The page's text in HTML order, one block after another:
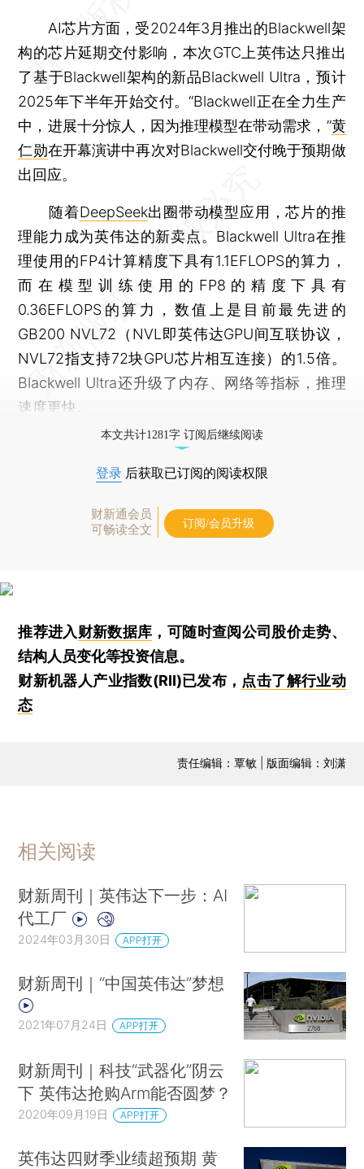
AI芯片方面，受2024年3月推出的Blackwell架
构的芯片延期交付影响，本次GTC上英伟达只推出
了基于Blackwell架构的新品Blackwell Ultra，预计
2025年下半年开始交付。“Blackwell正在全力生产
中，进展十分惊人，因为推理模型在带动需求，”黄
仁勋在开幕演讲中再次对Blackwell交付晚于预期做
出回应。
随着DeepSeek出圈带动模型应用，芯片的推
理能力成为英伟达的新卖点。Blackwell Ultra在推
理使用的FP4计算精度下具有1.1EFLOPS的算力，
而在模型训练使用的FP8的精度下具有
0.36EFLOPS的算力，数值上是目前最先进的
GB200 NVL72（NVL即英伟达GPU间互联协议，
NVL72指支持72块GPU芯片相互连接）的1.5倍。
Blackwell Ultra还升级了内存、网络等指标，推理
速度更快。
本文共计1281字 订阅后继续阅读
登录 后获取已订阅的阅读权限
财新通会员
可畅读全文
订阅/会员升级
推荐进入财新数据库 ，可随时查阅公司股价走势、
结构人员变化等投资信息。
财新机器人产业指数(RII)已发布， 点击了解行业动
态
责任编辑：覃敏 | 版面编辑：刘潇
相关阅读
财新周刊｜英伟达下一步：AI
代工厂
2024年03月30日 APP打开
财新周刊｜“中国英伟达”梦想
2021年07月24日 APP打开
财新周刊｜科技“武器化”阴云
下 英伟达抢购Arm能否圆梦？
2020年09月19日 APP打开
英伟达四财季业绩超预期 黄